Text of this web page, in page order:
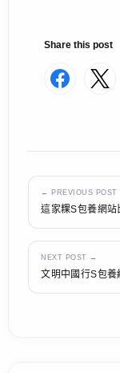
Share this post
← PREVIOUS POST
這家粿S包養網站
NEXT POST →
文明中國行S包